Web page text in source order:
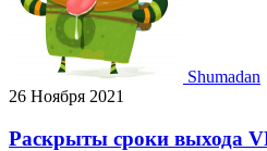
Shumadan
26 Ноября 2021
Раскрыты сроки выхода